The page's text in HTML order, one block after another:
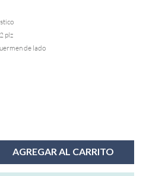
plz
de lado
AGREGAR AL CARRITO